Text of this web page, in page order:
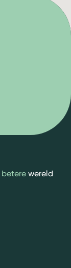
beterewereld